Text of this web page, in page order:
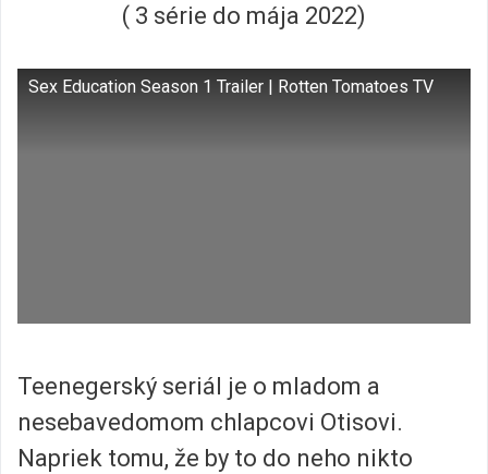
( 3 série do mája 2022)
Sex Education Season 1 Trailer | Rotten Tomatoes TV
Teenegerský seriál je o mladom a
nesebavedomom chlapcovi Otisovi.
Napriek tomu, že by to do neho nikto